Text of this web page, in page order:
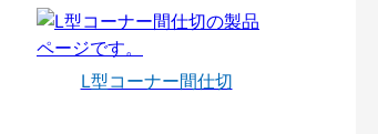
L型コーナー間仕切